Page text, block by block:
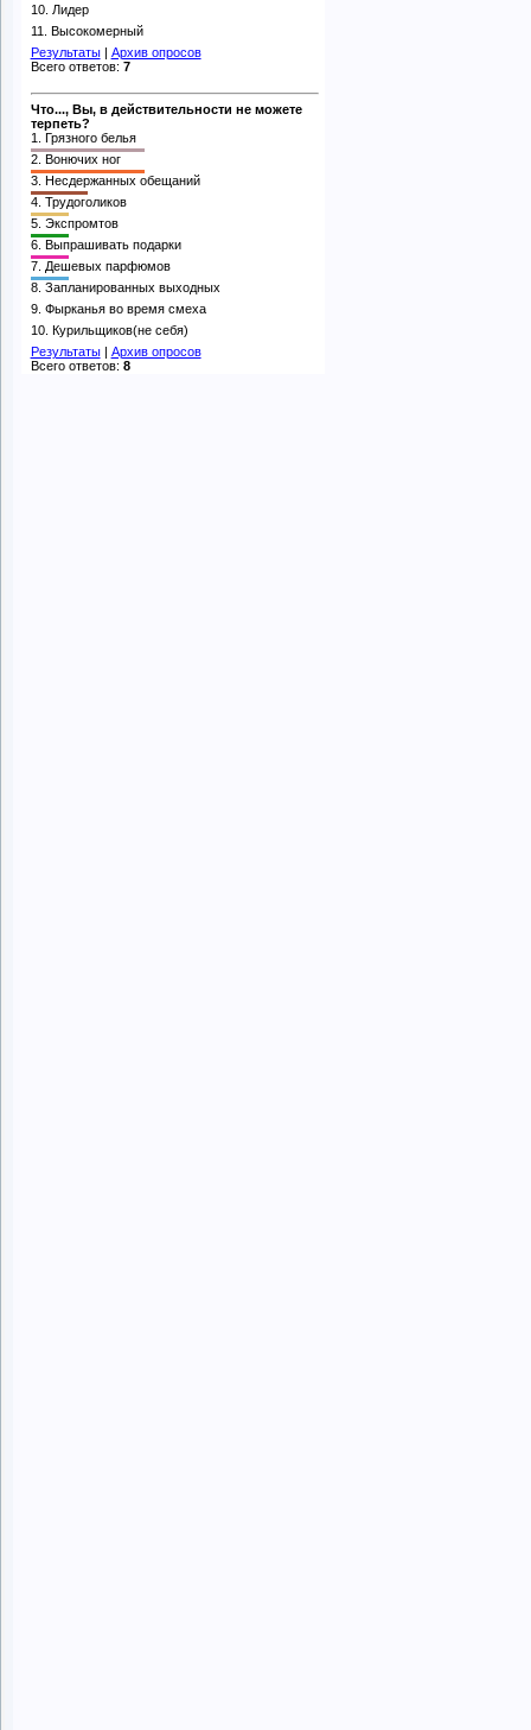
10. Лидер
11. Высокомерный
Результаты| Архив опросов
Всего ответов: 7
Что..., Вы, в действительности не можете
терпеть?
1. Грязного белья
2. Вонючих ног
3. Несдержанных обещаний
4. Трудоголиков
5. Экспромтов
6. Выпрашивать подарки
7. Дешевых парфюмов
8. Запланированных выходных
9. Фырканья во время смеха
10. Курильщиков(не себя)
Результаты| Архив опросов
Всего ответов: 8